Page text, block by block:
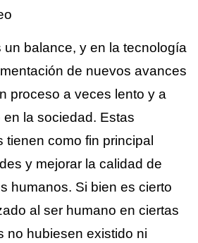
un balance, y en la tecnología
de nuevos avances
proceso a veces lento y a
la sociedad. Estas
tienen como fin principal
y mejorar la calidad de
humanos. Si bien es cierto
al ser humano en ciertas
no hubiesen existido ni